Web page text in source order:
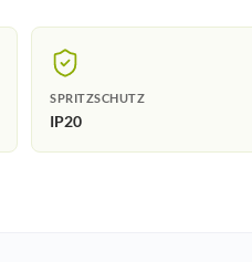
SPRITZSCHUTZ
IP20